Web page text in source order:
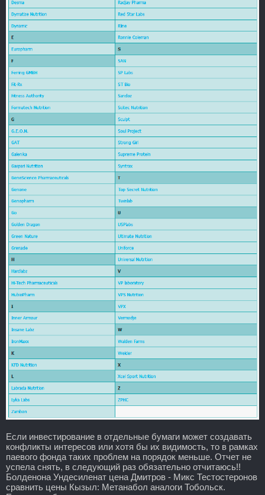
Если инвестирование в отдельные бумаги может создавать
конфликты интересов или хотя бы их видимость, то в рамках
паевого фонда таких проблем на порядок меньше. Отчет не
успела снять, в следующий раз обязательно отчитаюсь!!
Болденона Ундесиленат цена Дмитров - Микс Тестостеронов
сравнить цены Кызыл: Метанабол аналоги Тобольск.